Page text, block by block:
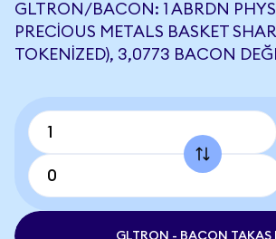
GLTRON/BACON: 1 ABRDN
PRECIOUS METALS BASKET
TOKENIZED), 3,0773 BACON
GLTRON - BACON TAKAS